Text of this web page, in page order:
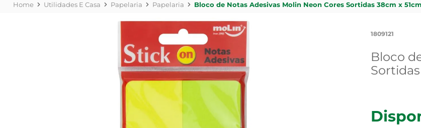
Utilidades E Casa Papelaria Papelaria Bloco de Notas Adesivas Molin Neon Cores Sortidas 38cm x
1809121
Bloco